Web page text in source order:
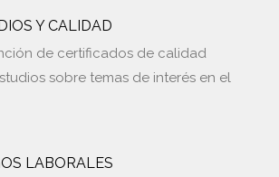
Y CALIDAD
de certificados de calidad
sobre temas de interés en el
LABORALES